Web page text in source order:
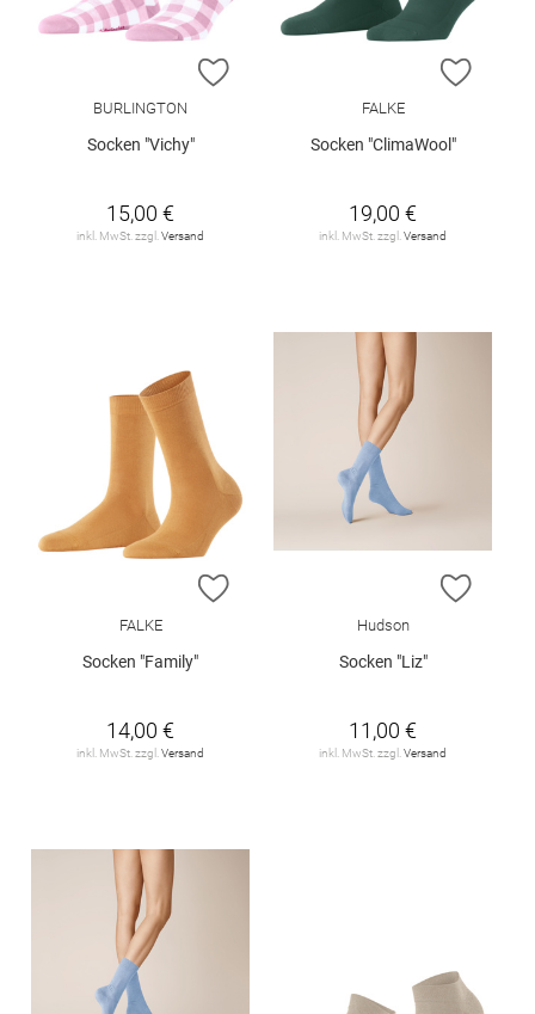
ZUR WUNSCHLISTE HINZUFÜGEN
BURLINGTON
Socken "Vichy"
15,00 €
inkl. MwSt. zzgl. Versand
ZUR
FALKE
Socken "ClimaWool"
19,00 €
inkl. MwSt. zzgl. Versand
ZUR WUNSCHLISTE HINZUFÜGEN
FALKE
Socken "Family"
14,00 €
inkl. MwSt. zzgl. Versand
ZUR
Hudson
Socken "Liz"
11,00 €
inkl. MwSt. zzgl. Versand